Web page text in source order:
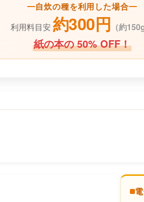
自炊の種を利用した場合
利用料目安約300円 （約150g
紙の本の 50% OFF！